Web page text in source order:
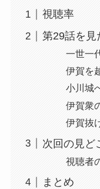
視聴率
第29話を見
一世一
伊賀を
小川城
伊賀衆
伊賀抜
次回の見ど
視聴者
まとめ